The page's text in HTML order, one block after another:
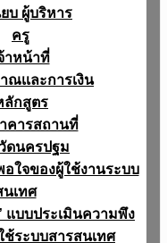
บ ผู้บริหาร
ครู
าหน้าที่
เเละการเงิน
กสูตร
คารสถานที่
ดนครปฐม
ใจของผู้ใช้งานระบบ
นเทศ
แบบประเมินความพึง
ช้ระบบสารสนเทศ